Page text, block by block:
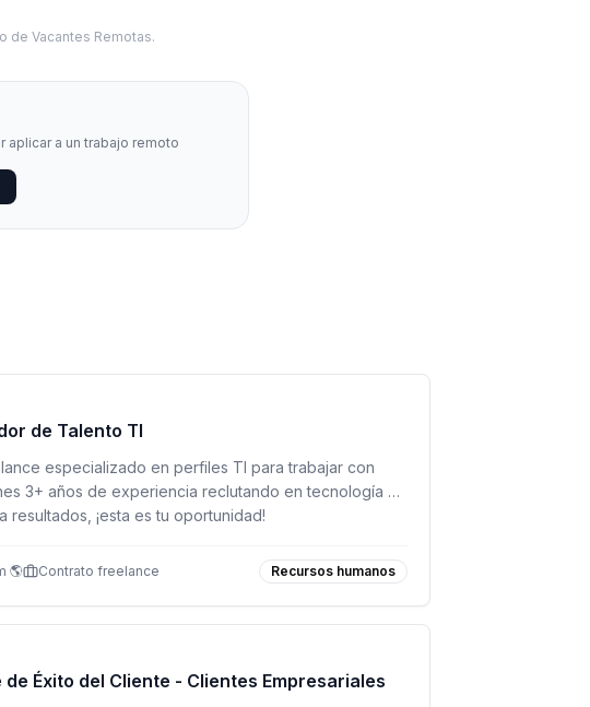
de Vacantes Remotas.
aplicar a un trabajo remoto
de Talento TI
especializado en perfiles TI para trabajar con
3+ años de experiencia reclutando en tecnología y
resultados, ¡esta es tu oportunidad!
🌎 Contrato freelance Recursos humanos
de Éxito del Cliente - Clientes Empresariales